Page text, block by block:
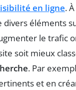
en ligne.
divers éléments
le trafic
soit mieux
. Par
et en